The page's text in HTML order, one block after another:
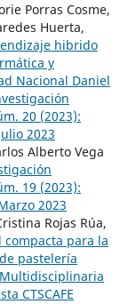
Porras Cosme,
Huerta,
hibrido
y
Nacional Daniel
20 (2023):
2023
Alberto Vega
19 (2023):
2023
Rojas Rúa,
para la
pastelería
CTSCAFE